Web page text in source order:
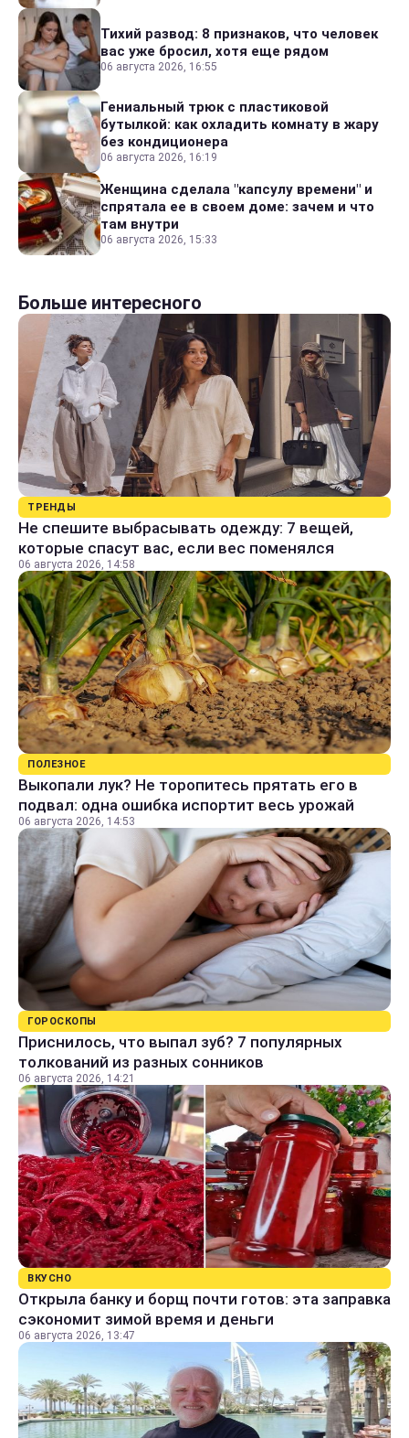
Тихий развод: 8 признаков, что человек
вас уже бросил, хотя еще рядом
06 августа 2026, 16:55
Гениальный трюк с пластиковой
бутылкой: как охладить комнату в жару
без кондиционера
06 августа 2026, 16:19
Женщина сделала "капсулу времени" и
спрятала ее в своем доме: зачем и что
там внутри
06 августа 2026, 15:33
Больше интересного
ТРЕНДЫ
Не спешите выбрасывать одежду: 7 вещей,
которые спасут вас, если вес поменялся
06 августа 2026, 14:58
ПОЛЕЗНОЕ
Выкопали лук? Не торопитесь прятать его в
подвал: одна ошибка испортит весь урожай
06 августа 2026, 14:53
ГОРОСКОПЫ
Приснилось, что выпал зуб? 7 популярных
толкований из разных сонников
06 августа 2026, 14:21
ВКУСНО
Открыла банку и борщ почти готов: эта заправка
сэкономит зимой время и деньги
06 августа 2026, 13:47